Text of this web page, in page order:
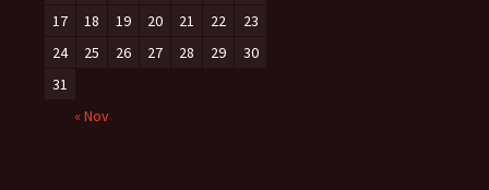
« Nov
17
18 19 20 21 22
23
24
25 26 27 28 29
30
31